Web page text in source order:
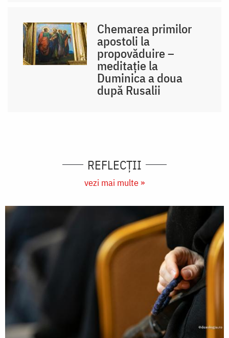
Chemarea primilor
apostoli la
propovăduire –
meditație la
Duminica a doua
după Rusalii
REFLECȚII
vezi mai multe »